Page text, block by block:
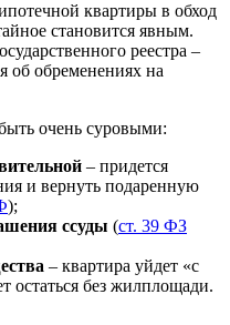
квартиры в обход
становится явным.
реестра –
об обременениях на
очень суровыми:
– придется
и вернуть подаренную
);
ссуды (ст. 39 ФЗ
– квартира уйдет «с
остаться без жилплощади.